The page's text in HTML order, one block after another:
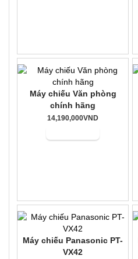
Máy chiếu Văn phòng
chính hãng
14,190,000VND
Máy chiếu Panasonic PT-
VX42